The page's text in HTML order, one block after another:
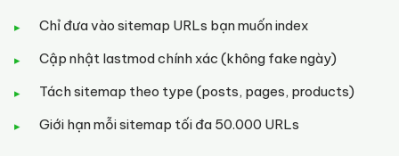
Chỉ đưa vào sitemap URLs bạn muốn index
Cập nhật lastmod chính xác (không fake ngày)
Tách sitemap theo type (posts, pages, products)
Giới hạn mỗi sitemap tối đa 50.000 URLs